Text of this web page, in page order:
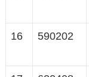
16 590202